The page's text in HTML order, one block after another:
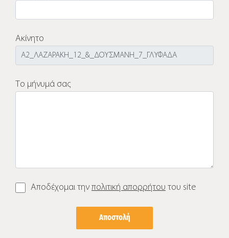
Ακίνητο
Το μήνυμά σας
Αποδέχομαι την πολιτική απορρήτου του site